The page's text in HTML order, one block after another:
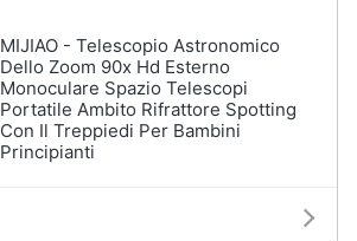
MIJIAO - Telescopio Astronomico
Dello Zoom 90x Hd Esterno
Monoculare Spazio Telescopi
Portatile Ambito Rifrattore Spotting
Con Il Treppiedi Per Bambini
Principianti